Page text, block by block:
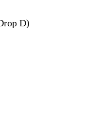
D)